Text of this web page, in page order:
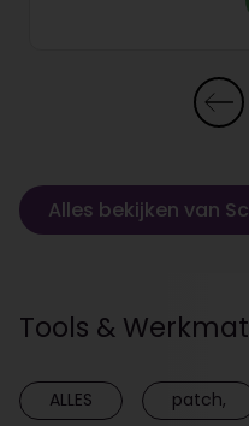
Alles bekijken van
Tools &
ALLES patch,